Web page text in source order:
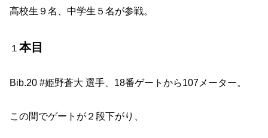
高校生９名、中学生５名が参戦。
１ 本目
Bib.20 #姫野蒼大 選手、18番ゲートから107メーター。
この間でゲートが２段下がり、